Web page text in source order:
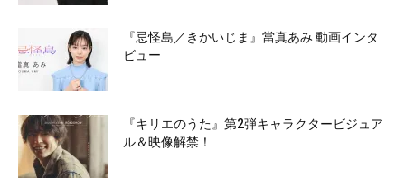
『忌怪島／きかいじま』當真あみ 動画インタ
ビュー
『キリエのうた』第2弾キャラクタービジュア
ル＆映像解禁！